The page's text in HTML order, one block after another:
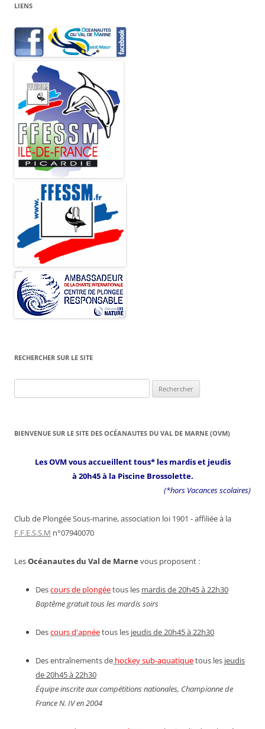
LIENS
RECHERCHER SUR LE SITE
BIENVENUE SUR LE SITE DES OCÉANAUTES DU VAL DE MARNE (OVM)
Les OVM vous accueillent tous* les mardis et jeudis
à 20h45 à la Piscine Brossolette.
(*hors Vacances scolaires)
Club de Plongée Sous-marine, association loi 1901 - affiliée à la
F.F.E.S.S.M n°07940070
LesOcéanautes du Val de Marne vous proposent :
Descours de plongéetous les mardis de 20h45 à 22h30
Baptême gratuit tous les mardis soirs
Descours d'apnéetous les jeudis de 20h45 à 22h30
Des entraînements de hockey sub-aquatiquetous les jeudis
de 20h45 à 22h30
Équipe inscrite aux compétitions nationales, Championne de
France N. IV en 2004